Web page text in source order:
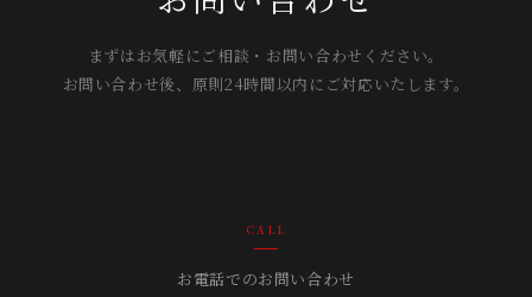
まずはお気軽にご相談・お問い合わせください。
お問い合わせ後、原則24時間以内にご対応いたします。
CALL
お電話でのお問い合わせ